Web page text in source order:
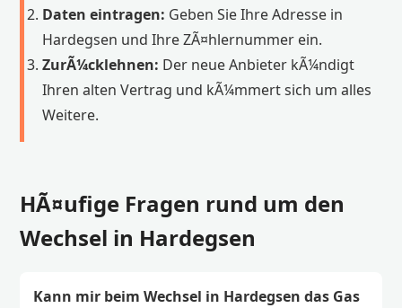
Daten eintragen: Geben Sie Ihre Adresse in
Hardegsen und Ihre ZÃ¤hlernummer ein.
ZurÃ¼cklehnen: Der neue Anbieter kÃ¼ndigt
Ihren alten Vertrag und kÃ¼mmert sich um alles
Weitere.
HÃ¤ufige Fragen rund um den
Wechsel in Hardegsen
Kann mir beim Wechsel in Hardegsen das Gas